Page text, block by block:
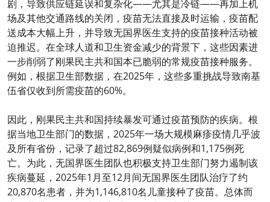
剧，导致供应链延误和复杂化——尤其是冷链——再加上机
场及其他交通路线的关闭，疫苗无法直接及时运输，疫苗配
送成本大幅上升，并导致无国界医生支持的疫苗接种活动被
迫推迟。在全球人道和卫生资金减少的背景下，这些因素进
一步削弱了刚果民主共和国本已脆弱的常规疫苗接种服务。
例如，根据卫生部数据，在2025年，这些多重挑战导致南基
伍省仅收到所需疫苗的60%。
因此，刚果民主共和国持续暴发可通过疫苗预防的疾病。根
据当地卫生部门的数据，2025年一场大规模麻疹疫情几乎波
及所有省份，记录了超过82,869例疑似病例和1,175例死
亡。为此，无国界医生团队也积极支持卫生部门努力遏制该
疾病蔓延，2025年1月至12月间无国界医生团队治疗了约
20,870名患者，并为1,146,810名儿童接种了疫苗。总体而